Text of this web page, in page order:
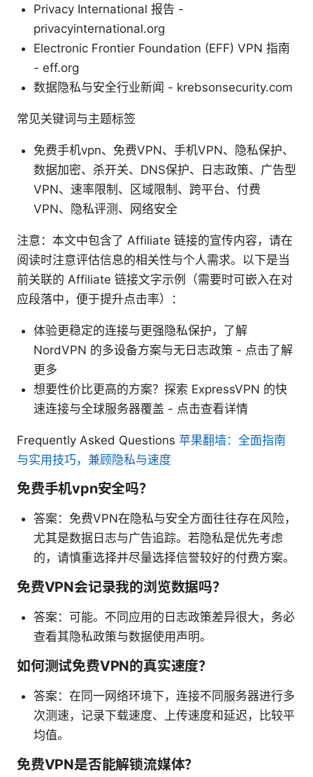
Privacy International 报告 -
privacyinternational.org
Electronic Frontier Foundation (EFF) VPN 指南
- eff.org
数据隐私与安全行业新闻 - krebsonsecurity.com
常见关键词与主题标签
免费手机vpn、免费VPN、手机VPN、隐私保护、
数据加密、杀开关、DNS保护、日志政策、广告型
VPN、速率限制、区域限制、跨平台、付费
VPN、隐私评测、网络安全
注意：本文中包含了 Affiliate 链接的宣传内容，请在
阅读时注意评估信息的相关性与个人需求。以下是当
前关联的 Affiliate 链接文字示例（需要时可嵌入在对
应段落中，便于提升点击率）：
体验更稳定的连接与更强隐私保护，了解
NordVPN 的多设备方案与无日志政策 - 点击了解
更多
想要性价比更高的方案？探索 ExpressVPN 的快
速连接与全球服务器覆盖 - 点击查看详情
Frequently Asked Questions 苹果翻墙：全面指南
与实用技巧，兼顾隐私与速度
免费手机vpn安全吗？
答案：免费VPN在隐私与安全方面往往存在风险，
尤其是数据日志与广告追踪。若隐私是优先考虑
的，请慎重选择并尽量选择信誉较好的付费方案。
免费VPN会记录我的浏览数据吗？
答案：可能。不同应用的日志政策差异很大，务必
查看其隐私政策与数据使用声明。
如何测试免费VPN的真实速度？
答案：在同一网络环境下，连接不同服务器进行多
次测速，记录下载速度、上传速度和延迟，比较平
均值。
免费VPN是否能解锁流媒体？